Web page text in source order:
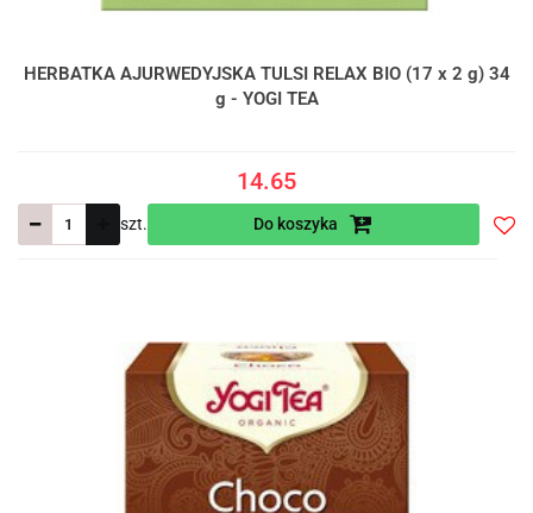
HERBATKA AJURWEDYJSKA TULSI RELAX BIO (17 x 2 g) 34
g - YOGI TEA
14.65
szt. Do koszyka